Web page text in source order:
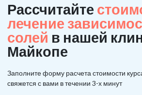
Рассчитайте
лечение
солей в нашей
Майкопе
Заполните форму расчета стоимости
свяжется с вами в течении 3-х минут